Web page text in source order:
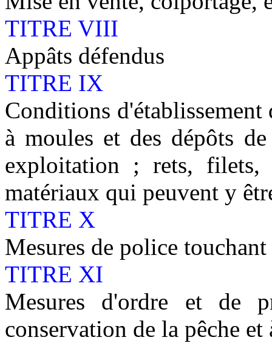
TITRE VIII
Appâts défendus
TITRE IX
Conditions d'établissement
à moules et des dépôts
exploitation ; rets, filets,
matériaux qui peuvent y
TITRE X
Mesures de police
TITRE XI
Mesures d'ordre et de
conservation de la pêche